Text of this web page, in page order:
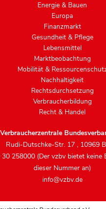
Energie & Bauen
Europa
Finanzmarkt
Gesundheit & Pflege
Lebensmittel
Marktbeobachtung
Mobilität &
Nachhaltigkeit
Rechtsdurchsetzung
Verbraucherbildung
Recht & Handel
Verbraucherzentrale
Rudi-Dutschke-Str. 17 , 10969
30 258000 (Der vzbv bietet keine
dieser Nummer an)
info@vzbv.de